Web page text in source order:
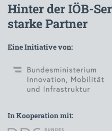
Hinter der IÖB-
starke Partner
Eine Initiative von:
In Kooperation mit: